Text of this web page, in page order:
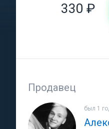
330 ₽
Продавец
был 1